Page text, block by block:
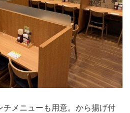
チメニューも用意。から揚げ付